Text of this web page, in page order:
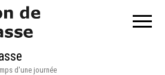
d'une journée